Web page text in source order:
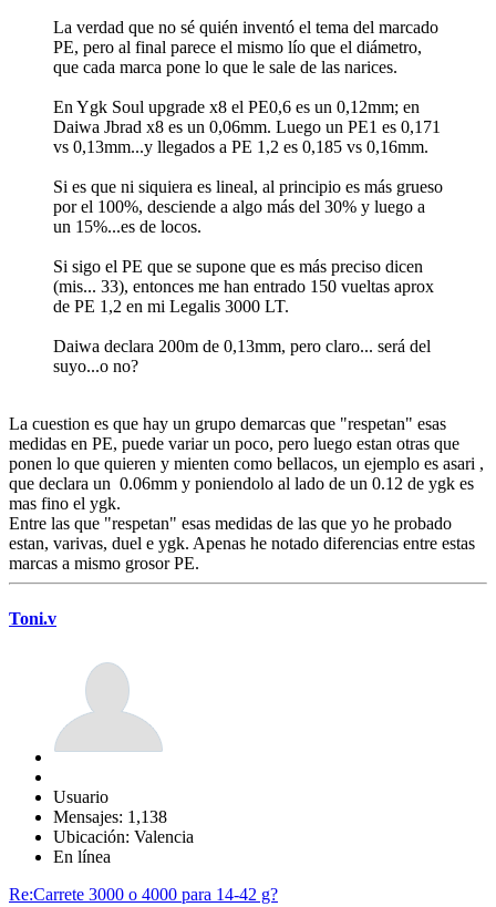
La verdad que no sé quién inventó el tema del marcado
PE, pero al final parece el mismo lío que el diámetro,
que cada marca pone lo que le sale de las narices.
En Ygk Soul upgrade x8 el PE0,6 es un 0,12mm; en
Daiwa Jbrad x8 es un 0,06mm. Luego un PE1 es 0,171
vs 0,13mm...y llegados a PE 1,2 es 0,185 vs 0,16mm.
Si es que ni siquiera es lineal, al principio es más grueso
por el 100%, desciende a algo más del 30% y luego a
un 15%...es de locos.
Si sigo el PE que se supone que es más preciso dicen
(mis... 33), entonces me han entrado 150 vueltas aprox
de PE 1,2 en mi Legalis 3000 LT.
Daiwa declara 200m de 0,13mm, pero claro... será del
suyo...o no?
La cuestion es que hay un grupo demarcas que "respetan" esas
medidas en PE, puede variar un poco, pero luego estan otras que
ponen lo que quieren y mienten como bellacos, un ejemplo es asari ,
que declara un 0.06mm y poniendolo al lado de un 0.12 de ygk es
mas fino el ygk.
Entre las que "respetan" esas medidas de las que yo he probado
estan, varivas, duel e ygk. Apenas he notado diferencias entre estas
marcas a mismo grosor PE.
Toni.v
Usuario
Mensajes: 1,138
Ubicación: Valencia
En línea
Re:Carrete 3000 o 4000 para 14-42 g?